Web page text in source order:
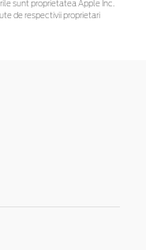
sunt proprietatea Apple Inc.
de respectivii proprietari